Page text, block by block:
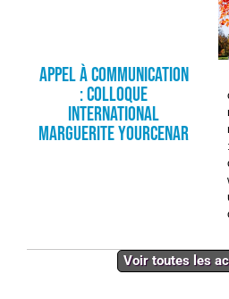
APPEL À COMMUNICATION
: COLLOQUE
INTERNATIONAL
MARGUERITE YOURCENAR
Voir toutes les